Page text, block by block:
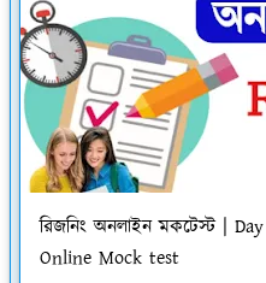
রিজনিং অনলাইন মকটেস্ট |
Online Mock test